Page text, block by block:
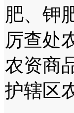
肥、钾
厉查处
农资商
护辖区